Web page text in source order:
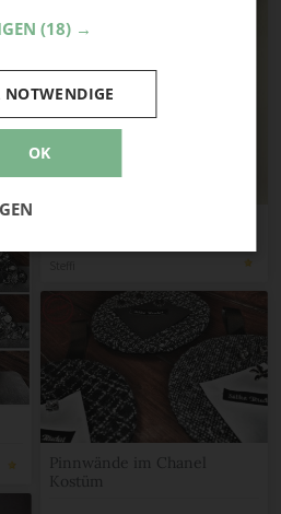
Pinnwände im Chanel
Kostüm
(18) →
OK
NOTWENDIGE